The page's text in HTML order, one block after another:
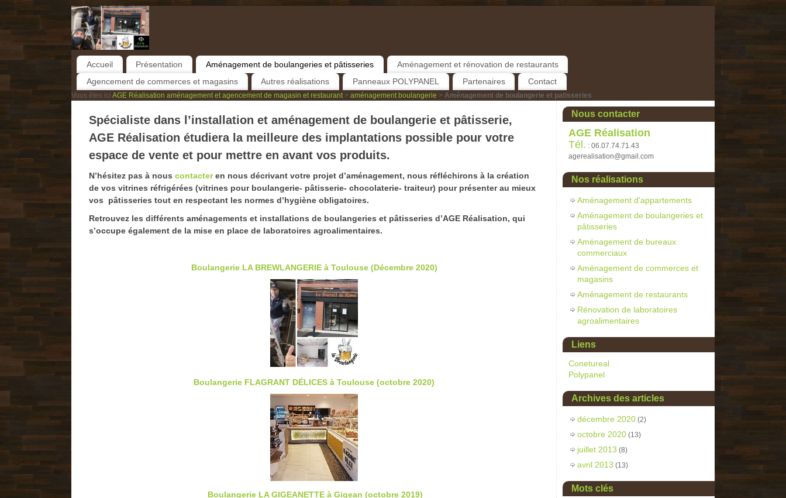
Accueil Présentation Aménagement de boulangeries et pâtisseries
Aménagement et rénovation de restaurants
Agencement de commerces et magasins
Autres réalisations Panneaux POLYPANEL Partenaires Contact
Vous êtes ici AGE Réalisation aménagement et agencement de magasin et restaurant > aménagement boulangerie > Aménagement de boulangerie et patisseries
Spécialiste dans l’installation et aménagement de boulangerie et pâtisserie,
AGE Réalisation étudiera la meilleure des implantations possible pour votre
espace de vente et pour mettre en avant vos produits.
N’hésitez pas à nous contacteren nous décrivant votre projet d’aménagement, nous réfléchirons à la création
de vos vitrines réfrigérées (vitrines pour boulangerie- pâtisserie- chocolaterie- traiteur) pour présenter au mieux
vos pâtisseries tout en respectant les normes d’hygiène obligatoires.
Retrouvez les différents aménagements et installations de boulangeries et pâtisseries d’AGE Réalisation, qui
s’occupe également de la mise en place de laboratoires agroalimentaires.
Boulangerie LA BREWLANGERIE à Toulouse (Décembre 2020)
Boulangerie FLAGRANT DÉLICES à Toulouse (octobre 2020)
Boulangerie LA GIGEANETTE à Gigean (octobre 2019)
Nous contacter
AGE Réalisation
Tél. : 06.07.74.71.43
agerealisation@gmail.com
Nos réalisations
Aménagement d'appartements
Aménagement de boulangeries et
pâtisseries
Aménagement de bureaux
commerciaux
Aménagement de commerces et
magasins
Aménagement de restaurants
Rénovation de laboratoires
agroalimentaires
Liens
Conetureal
Polypanel
Archives des articles
décembre 2020 (2)
octobre 2020 (13)
juillet 2013 (8)
avril 2013 (13)
Mots clés